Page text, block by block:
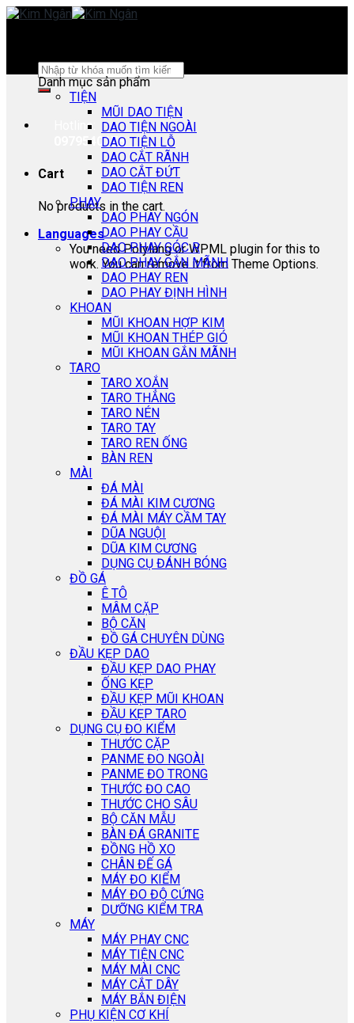
Skip
Search
for:
Hotline:
0979540178
Cart
No products in the cart.
Languages
You need Polylang or WPML plugin for this to
work. You can remove it from Theme Options.
Danh mục sản phẩm
TIỆN
MŨI DAO TIỆN
DAO TIỆN NGOÀI
DAO TIỆN LỖ
DAO CẮT RÃNH
DAO CẮT ĐỨT
DAO TIỆN REN
PHAY
DAO PHAY NGÓN
DAO PHAY CẦU
DAO PHAY GÓC R
DAO PHAY GẮN MÃNH
DAO PHAY REN
DAO PHAY ĐỊNH HÌNH
KHOAN
MŨI KHOAN HỢP KIM
MŨI KHOAN THÉP GIÓ
MŨI KHOAN GẮN MÃNH
TARO
TARO XOẮN
TARO THẲNG
TARO NÉN
TARO TAY
TARO REN ỐNG
BÀN REN
MÀI
ĐÁ MÀI
ĐÁ MÀI KIM CƯƠNG
ĐÁ MÀI MÁY CẦM TAY
DŨA NGUỘI
DŨA KIM CƯƠNG
DỤNG CỤ ĐÁNH BÓNG
ĐỒ GÁ
Ê TÔ
MÂM CẶP
BỘ CĂN
ĐỒ GÁ CHUYÊN DÙNG
ĐẦU KẸP DAO
ĐẦU KẸP DAO PHAY
ỐNG KẸP
ĐẦU KẸP MŨI KHOAN
ĐẦU KẸP TARO
DỤNG CỤ ĐO KIỂM
THƯỚC CẶP
PANME ĐO NGOÀI
PANME ĐO TRONG
THƯỚC ĐO CAO
THƯỚC CHO SÂU
BỘ CĂN MẪU
BÀN ĐÁ GRANITE
ĐỒNG HỒ XO
CHÂN ĐẾ GÁ
MÁY ĐO KIỂM
MÁY ĐO ĐỘ CỨNG
DƯỠNG KIỂM TRA
MÁY
MÁY PHAY CNC
MÁY TIỆN CNC
MÁY MÀI CNC
MÁY CẮT DÂY
MÁY BẮN ĐIỆN
PHỤ KIỆN CƠ KHÍ